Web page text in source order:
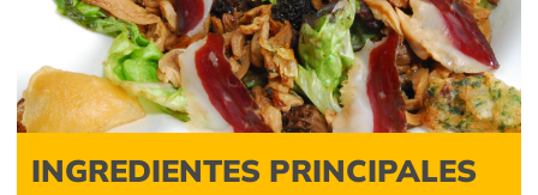
Video
INGREDIENTES PRINCIPALES